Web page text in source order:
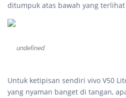
ditumpuk atas bawah yang
undefined
Untuk ketipisan sendiri vivo V50
yang nyaman banget di tangan,